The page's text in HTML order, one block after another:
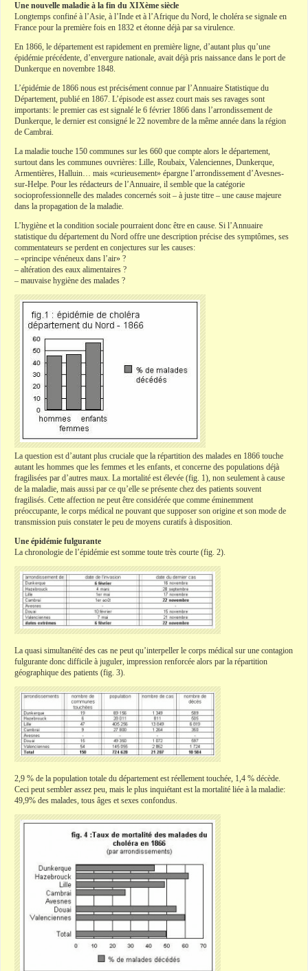
Une nouvelle maladie à la fin du XIXème siècle
Longtemps confiné à l’Asie, à l’Inde et à l’Afrique du Nord, le choléra se signale en
France pour la première fois en 1832 et étonne déjà par sa virulence.
En 1866, le département est rapidement en première ligne, d’autant plus qu’une
épidémie précédente, d’envergure nationale, avait déjà pris naissance dans le port de
Dunkerque en novembre 1848.
L’épidémie de 1866 nous est précisément connue par l’Annuaire Statistique du
Département, publié en 1867. L’épisode est assez court mais ses ravages sont
importants: le premier cas est signalé le 6 février 1866 dans l’arrondissement de
Dunkerque, le dernier est consigné le 22 novembre de la même année dans la région
de Cambrai.
La maladie touche 150 communes sur les 660 que compte alors le département,
surtout dans les communes ouvrières: Lille, Roubaix, Valenciennes, Dunkerque,
Armentières, Halluin… mais «curieusement» épargne l’arrondissement d’Avesnes-
sur-Helpe. Pour les rédacteurs de l’Annuaire, il semble que la catégorie
socioprofessionnelle des malades concernés soit – à juste titre – une cause majeure
dans la propagation de la maladie.
L’hygiène et la condition sociale pourraient donc être en cause. Si l’Annuaire
statistique du département du Nord offre une description précise des symptômes, ses
commentateurs se perdent en conjectures sur les causes:
– «principe vénéneux dans l’air» ?
– altération des eaux alimentaires ?
– mauvaise hygiène des malades ?
La question est d’autant plus cruciale que la répartition des malades en 1866 touche
autant les hommes que les femmes et les enfants, et concerne des populations déjà
fragilisées par d’autres maux. La mortalité est élevée (fig. 1), non seulement à cause
de la maladie, mais aussi par ce qu’elle se présente chez des patients souvent
fragilisés. Cette affection ne peut être considérée que comme éminemment
préoccupante, le corps médical ne pouvant que supposer son origine et son mode de
transmission puis constater le peu de moyens curatifs à disposition.
Une épidémie fulgurante
La chronologie de l’épidémie est somme toute très courte (fig. 2).
La quasi simultanéité des cas ne peut qu’interpeller le corps médical sur une contagion
fulgurante donc difficile à juguler, impression renforcée alors par la répartition
géographique des patients (fig. 3).
2,9 % de la population totale du département est réellement touchée, 1,4 % décède.
Ceci peut sembler assez peu, mais le plus inquiétant est la mortalité liée à la maladie:
49,9% des malades, tous âges et sexes confondus.